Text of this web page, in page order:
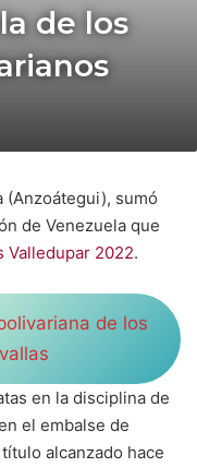
de los
(Anzoátegui), sumó
de Venezuela que
Valledupar 2022.
de los
en la disciplina de
el embalse de
alcanzado hace